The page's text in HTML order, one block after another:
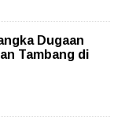
Dugaan
Tambang di